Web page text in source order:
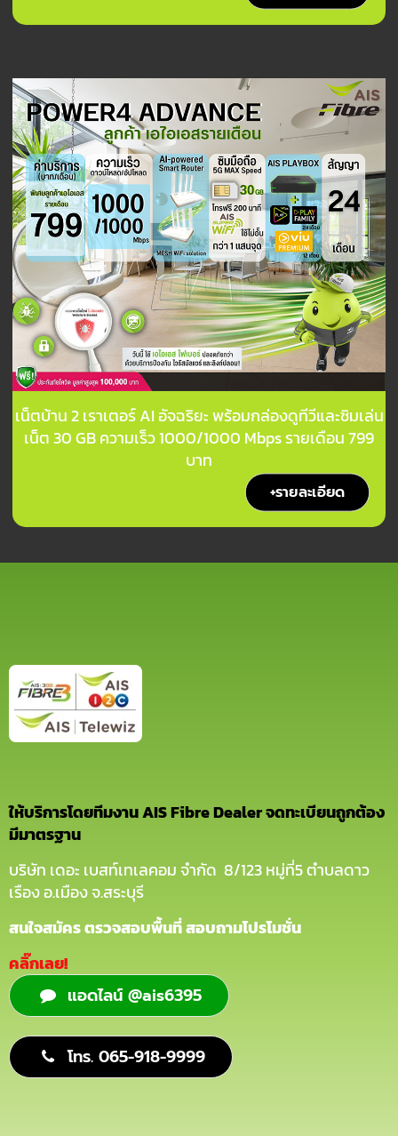
เน็ตบ้าน 2 เราเตอร์ AI อัจฉริยะ พร้อมกล่องดูทีวีและซิมเล่น
เน็ต 30 GB ความเร็ว 1000/1000 Mbps รายเดือน 799
บาท
+รายละเอียด
ให้บริการโดยทีมงาน AIS Fibre Dealer จดทะเบียนถูกต้อง
มีมาตรฐาน
บริษัท เดอะ เบสท์เทเลคอม จำกัด 8/123 หมู่ที่5 ตำบลดาว
เรือง อ.เมือง จ.สระบุรี
สนใจสมัคร ตรวจสอบพื้นที่ สอบถามโปรโมชั่น
คลิ๊กเลย!
แอดไลน์ @ais6395
โทร. 065-918-9999